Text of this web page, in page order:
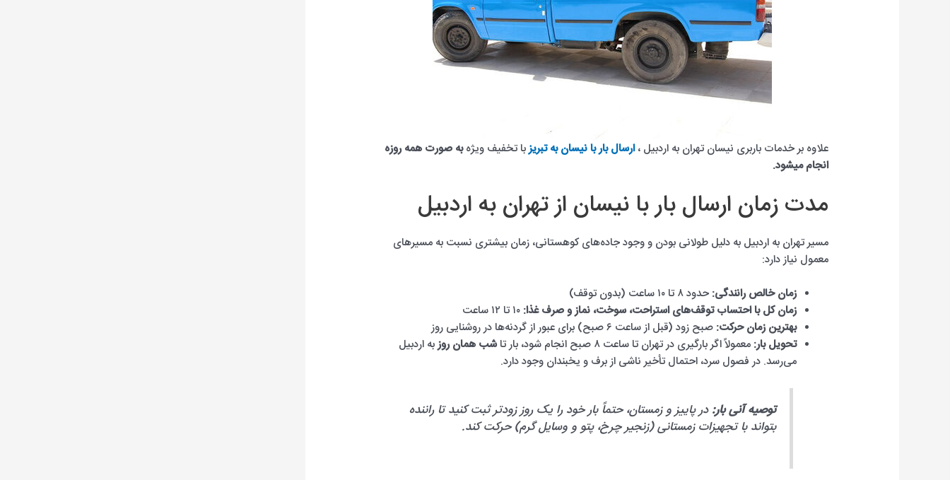
علاوه بر خدمات باربری نیسان تهران به اردبیل ،ارسال بار با نیسان به تبریزبا تخفیف ویژهبه صورت همه روزه
انجام میشود.
مدت زمان ارسال بار با نیسان از تهران به اردبیل
مسیر تهران به اردبیل به دلیل طولانی بودن و وجود جاده‌های کوهستانی، زمان بیشتری نسبت به مسیرهای
معمول نیاز دارد:
زمان خالص رانندگی: حدود ۸ تا ۱۰ ساعت (بدون توقف)
زمان کل با احتساب توقف‌های استراحت، سوخت، نماز و صرف غذا: ۱۰ تا ۱۲ ساعت
بهترین زمان حرکت: صبح زود (قبل از ساعت ۶ صبح) برای عبور از گردنه‌ها در روشنایی روز
تحویل بار: معمولاً اگر بارگیری در تهران تا ساعت ۸ صبح انجام شود، بار تا شب همان روزبه اردبیل
می‌رسد. در فصول سرد، احتمال تأخیر ناشی از برف و یخبندان وجود دارد.
توصیه آنی بار:در پاییز و زمستان، حتماً بار خود را یک روز زودتر ثبت کنید تا راننده
بتواند با تجهیزات زمستانی (زنجیر چرخ، پتو و وسایل گرم) حرکت کند.